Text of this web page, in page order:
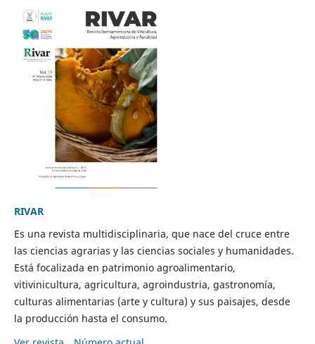
RIVAR
Es una revista multidisciplinaria, que nace del cruce entre
las ciencias agrarias y las ciencias sociales y humanidades.
Está focalizada en patrimonio agroalimentario,
vitivinicultura, agricultura, agroindustria, gastronomía,
culturas alimentarias (arte y cultura) y sus paisajes, desde
la producción hasta el consumo.